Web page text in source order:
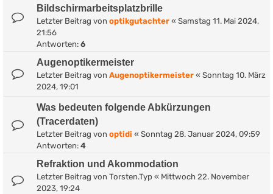
Bildschirmarbeitsplatzbrille
Letzter Beitrag von optikgutachter « Samstag 11. Mai 2024,
21:56
Antworten: 6
Augenoptikermeister
Letzter Beitrag von Augenoptikermeister « Sonntag 10. März
2024, 19:01
Was bedeuten folgende Abkürzungen
(Tracerdaten)
Letzter Beitrag von optidi « Sonntag 28. Januar 2024, 09:59
Antworten: 4
Refraktion und Akommodation
Letzter Beitrag von Torsten.Typ « Mittwoch 22. November
2023, 19:24